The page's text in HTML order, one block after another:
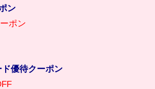
ン
ポン
優待クーポン